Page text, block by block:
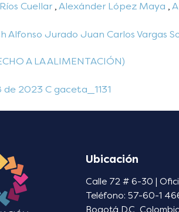
Cuellar , Alexánder López Maya ,
Alfonso Jurado Juan Carlos Vargas
A LA ALIMENTACIÓN)
de 2023 C gaceta_1131
Ubicación
Calle 72 # 6-30 |
Teléfono: 57-60-1
Bogotá D.C,